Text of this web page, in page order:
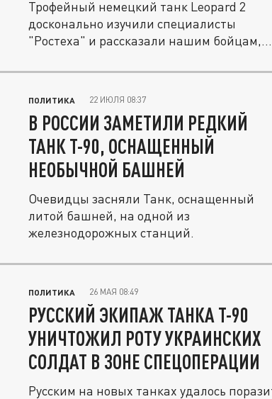
Трофейный немецкий танк Leopard 2
досконально изучили специалисты
"Ростеха" и рассказали нашим бойцам,
ПОЛИТИКА 22 ИЮЛЯ 08:37
В РОССИИ ЗАМЕТИЛИ РЕДКИЙ
ТАНК Т-90, ОСНАЩЕННЫЙ
НЕОБЫЧНОЙ БАШНЕЙ
Очевидцы засняли Танк, оснащенный
литой башней, на одной из
железнодорожных станций.
ПОЛИТИКА 26 МАЯ 08:49
РУССКИЙ ЭКИПАЖ ТАНКА Т-90
УНИЧТОЖИЛ РОТУ УКРАИНСКИХ
СОЛДАТ В ЗОНЕ СПЕЦОПЕРАЦИИ
Русским на новых танках удалось поразить